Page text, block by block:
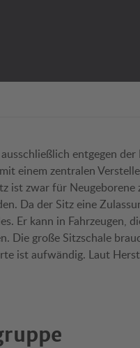
entgegen
einem zentralen
ist zwar für Neugeborene
Da der Sitz eine
Er kann in Fahrzeugen,
Die große Sitzschale
ist aufwändig. Laut